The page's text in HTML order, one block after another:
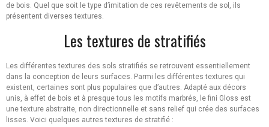
de bois. Quel que soit le type d’imitation de ces revêtements de sol, ils
présentent diverses textures.
Les textures de stratifiés
Les différentes textures des sols stratifiés se retrouvent essentiellement
dans la conception de leurs surfaces. Parmi les différentes textures qui
existent, certaines sont plus populaires que d’autres. Adapté aux décors
unis, à effet de bois et à presque tous les motifs marbrés, le fini Gloss est
une texture abstraite, non directionnelle et sans relief qui crée des surfaces
lisses. Voici quelques autres textures de stratifié :